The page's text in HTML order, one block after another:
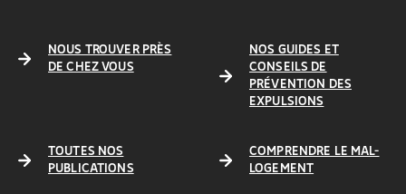
NOUS TROUVER PRÈS
DE CHEZ VOUS
NOS GUIDES ET
CONSEILS DE
PRÉVENTION DES
EXPULSIONS
TOUTES NOS
PUBLICATIONS
COMPRENDRE LE MAL-
LOGEMENT